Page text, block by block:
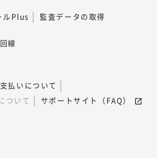
ルPlus 監査データの取得
線
払いについて
ついて
サポートサイト（FAQ）